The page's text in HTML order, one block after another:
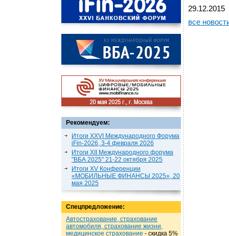
Рекомендуем:
Итоги XXVI Международного Форума
iFin-2026, 3-4 февраля 2026
Итоги XII Международного форума
"ВБА 2025" 21-22 октября 2025
Итоги XV Конференции
«МОБИЛЬНЫЕ ФИНАНСЫ 2025», 20
мая 2025
Спецпредложение:
Автострахование, страхование
автомобиля, страхование жизни,
медицинское страхование - cкидка 5%
29.12.2015
все